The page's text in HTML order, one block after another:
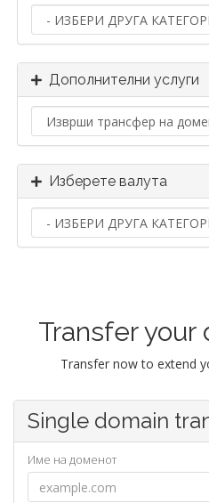
Дополнителни услуги
Изберете валута
Transfer your
Transfer now to extend
Single domain
Име на доменот